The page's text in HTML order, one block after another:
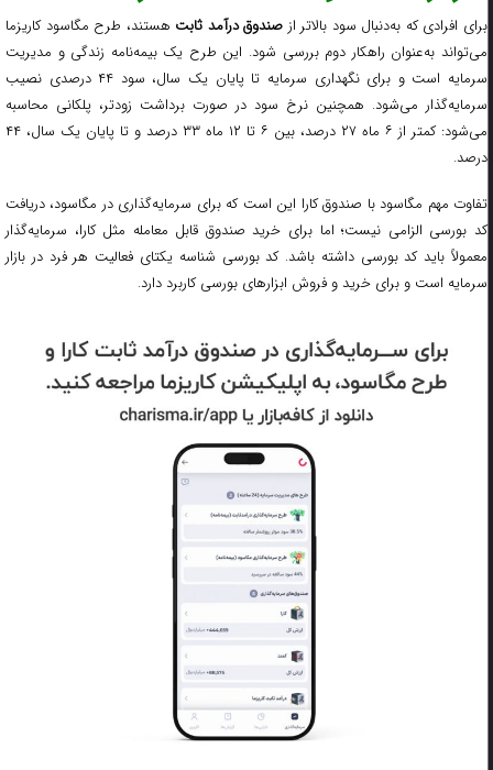
برای افرادی که به‌دنبال سود بالاتر از صندوق درآمد ثابتهستند، طرح مگاسود کاریزما
می‌تواند به‌عنوان راهکار دوم بررسی شود. این طرح یک بیمه‌نامه زندگی و مدیریت
سرمایه است و برای نگهداری سرمایه تا پایان یک سال، سود ۴۴ درصدی نصیب
سرمایه‌گذار می‌شود. همچنین نرخ سود در صورت برداشت زودتر، پلکانی محاسبه
می‌شود: کمتر از ۶ ماه ۲۷ درصد، بین ۶ تا ۱۲ ماه ۳۳ درصد و تا پایان یک سال، ۴۴
درصد.
تفاوت مهم مگاسود با صندوق کارا این است که برای سرمایه‌گذاری در مگاسود، دریافت
کد بورسی الزامی نیست؛ اما برای خرید صندوق قابل معامله مثل کارا، سرمایه‌گذار
معمولاً باید کد بورسی داشته باشد. کد بورسی شناسه یکتای فعالیت هر فرد در بازار
سرمایه است و برای خرید و فروش ابزارهای بورسی کاربرد دارد.